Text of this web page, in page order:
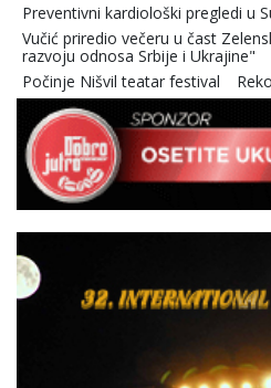
Preventivni kardiološki pregledi u
Vučić priredio večeru u čast
razvoju odnosa Srbije i Ukrajine"
Počinje Nišvil teatar festival